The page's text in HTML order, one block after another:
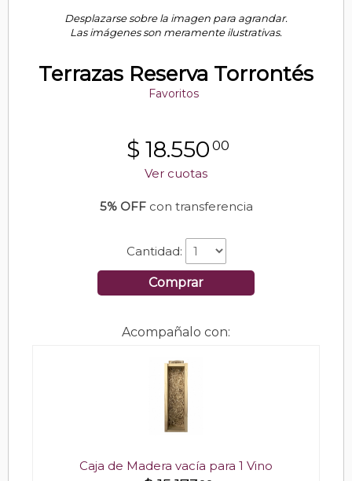
Desplazarse sobre la imagen para agrandar.
Las imágenes son meramente ilustrativas.
Terrazas Reserva Torrontés
Favoritos
$ 18.550 00
Ver cuotas
5% OFFcon transferencia
Cantidad:
Comprar
Acompañalo con:
Caja de Madera vacía para 1 Vino